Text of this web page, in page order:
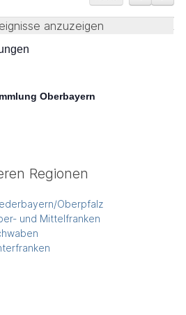
anzuzeigen
Oberbayern
Regionen
Oberpfalz
und Mittelfranken